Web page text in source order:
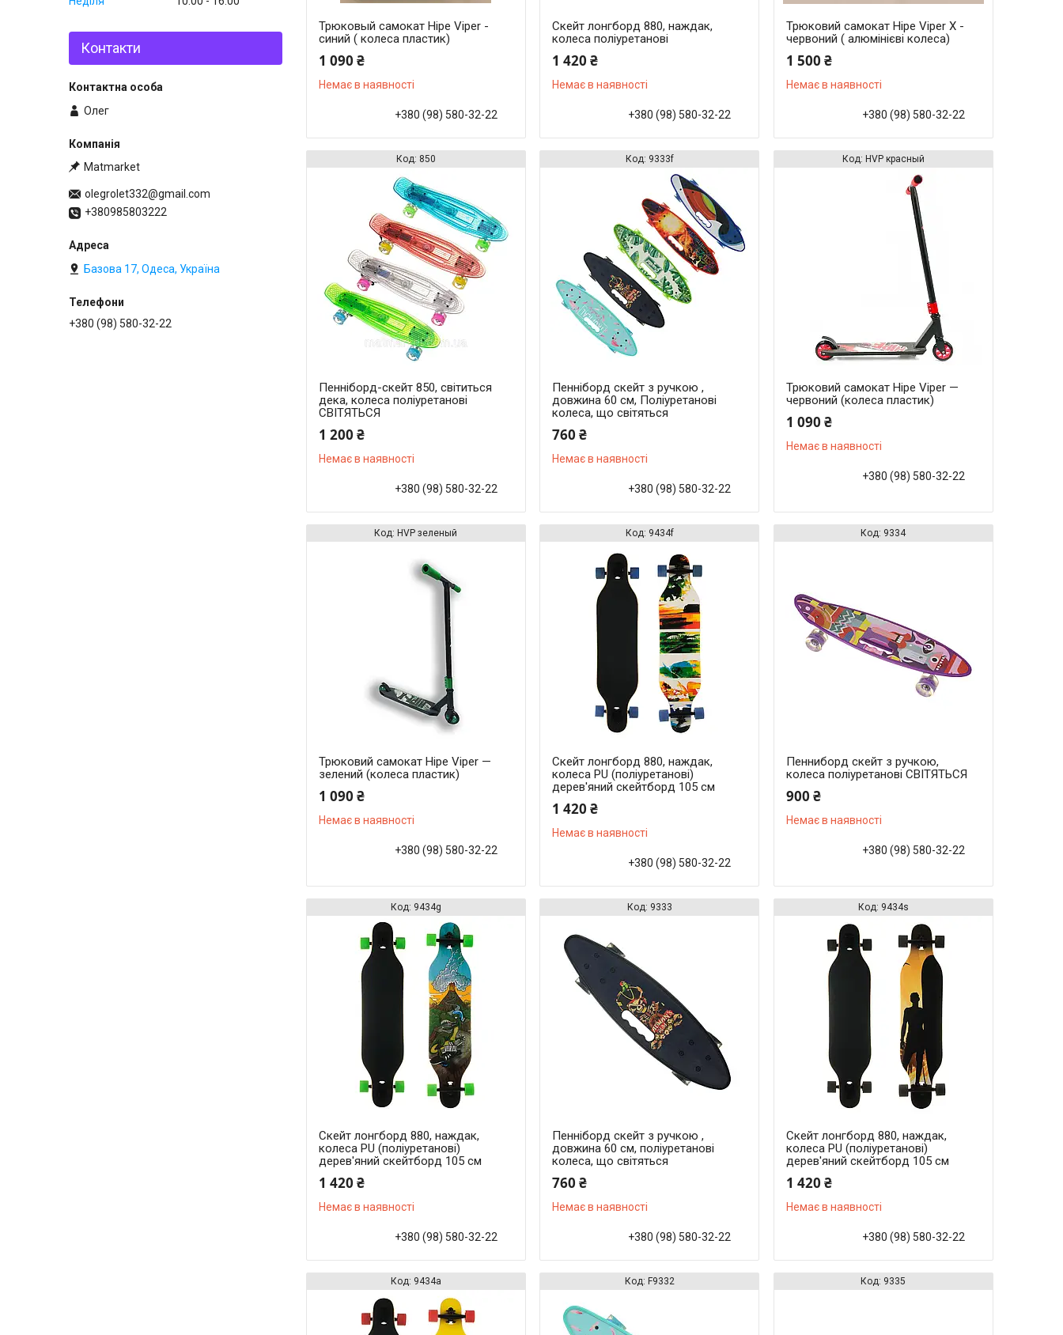
Трюковый самокат Hipe Viper -
синий ( колеса пластик)
1 090 ₴
Немає в наявності
+380 (98) 580-32-22
Скейт лонгборд 880, наждак,
колеса поліуретанові
1 420 ₴
Немає в наявності
+380 (98) 580-32-22
Трюковий самокат Hipe Viper Х -
червоний ( алюмінієві колеса)
1 500 ₴
Немає в наявності
+380 (98) 580-32-22
850
Пенніборд-скейт 850, світиться
дека, колеса поліуретанові
СВІТЯТЬСЯ
1 200 ₴
Немає в наявності
+380 (98) 580-32-22
9333f
Пенніборд скейт з ручкою ,
довжина 60 см, Поліуретанові
колеса, що світяться
760 ₴
Немає в наявності
+380 (98) 580-32-22
HVР красный
Трюковий самокат Hipe Viper —
червоний (колеса пластик)
1 090 ₴
Немає в наявності
+380 (98) 580-32-22
HVР зеленый
Трюковий самокат Hipe Viper —
зелений (колеса пластик)
1 090 ₴
Немає в наявності
+380 (98) 580-32-22
9434f
Скейт лонгборд 880, наждак,
колеса PU (поліуретанові)
дерев'яний скейтборд 105 см
1 420 ₴
Немає в наявності
+380 (98) 580-32-22
9334
Пенниборд скейт з ручкою,
колеса поліуретанові СВІТЯТЬСЯ
900 ₴
Немає в наявності
+380 (98) 580-32-22
9434g
Скейт лонгборд 880, наждак,
колеса PU (поліуретанові)
дерев'яний скейтборд 105 см
1 420 ₴
Немає в наявності
+380 (98) 580-32-22
9333
Пенніборд скейт з ручкою ,
довжина 60 см, поліуретанові
колеса, що світяться
760 ₴
Немає в наявності
+380 (98) 580-32-22
9434s
Скейт лонгборд 880, наждак,
колеса PU (поліуретанові)
дерев'яний скейтборд 105 см
1 420 ₴
Немає в наявності
+380 (98) 580-32-22
9434a F9332 9335
Контакти
Олег
Matmarket
olegrolet332@gmail.com
+380985803222
Базова 17, Одеса, Україна
+380 (98) 580-32-22